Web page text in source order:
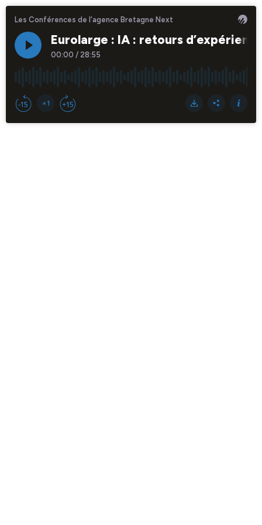
Les Conférences de l'agence Bretagne Next
Eurolarge : IA : retours
00:00 / 28:55
×1